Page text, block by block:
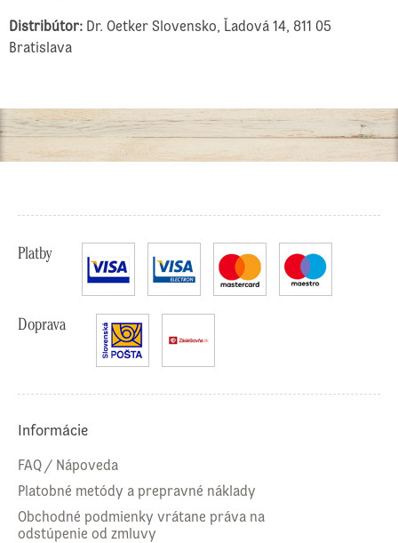
Distribútor: Dr. Oetker Slovensko, Ľadová 14, 811 05
Bratislava
Platby
Doprava
Informácie
FAQ / Nápoveda
Platobné metódy a prepravné náklady
Obchodné podmienky vrátane práva na
odstúpenie od zmluvy